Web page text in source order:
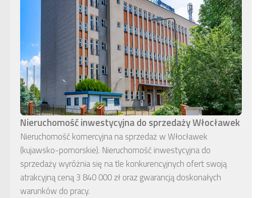
Nieruchomość inwestycyjna do sprzedaży Włocławek
Nieruchomość komercyjna na sprzedaż w Włocławek
(kujawsko-pomorskie). Nieruchomość inwestycyjna do
sprzedaży wyróżnia się na tle konkurencyjnych ofert swoją
atrakcyjną ceną 3 840 000 zł oraz gwarancją doskonałych
warunków do pracy.